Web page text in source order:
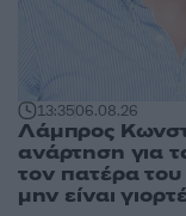
13:3506.08.26
Λάμπρος
ανάρτηση για
τον πατέρα
μην είναι